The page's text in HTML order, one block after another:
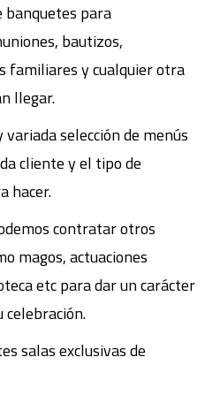
banquetes para
bautizos,
familiares y cualquier otra
llegar.
selección de menús
cliente y el tipo de
hacer.
contratar otros
magos, actuaciones
etc para dar un carácter
salas exclusivas de